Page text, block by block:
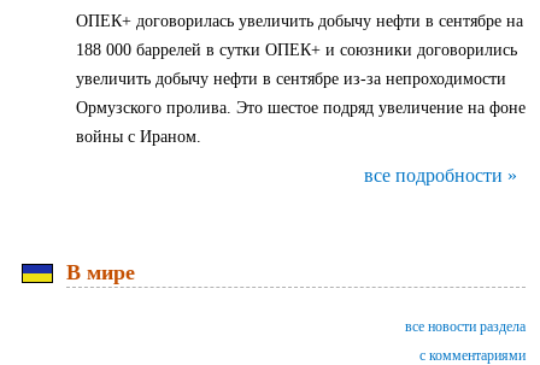
ОПЕК+ договорилась увеличить добычу нефти в сентябре на
188 000 баррелей в сутки ОПЕК+ и союзники договорились
увеличить добычу нефти в сентябре из-за непроходимости
Ормузского пролива. Это шестое подряд увеличение на фоне
войны с Ираном.
все подробности »
В мире
все новости раздела
с комментариями